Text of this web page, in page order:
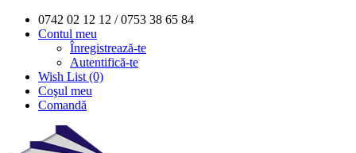
0742 02 12 12 / 0753 38 65 84
Contul meu
Înregistrează-te
Autentifică-te
Wish List (0)
Coşul meu
Comandă